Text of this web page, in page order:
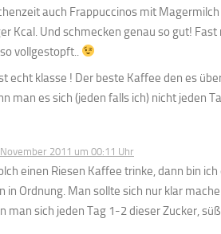
auch Frappuccinos mit
Kcal. Und schmecken genau so gut!
vollgestopft..
echt klasse ! Der beste Kaffee den es
man es sich (jeden falls ich) nicht jeden
2011 um 00:11 Uhr
einen Riesen Kaffee trinke, dann bin
in Ordnung. Man sollte sich nur klar
man sich jeden Tag 1-2 dieser Zucker,